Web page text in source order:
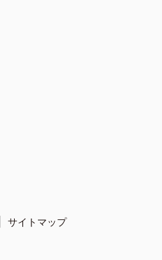
サイトマップ